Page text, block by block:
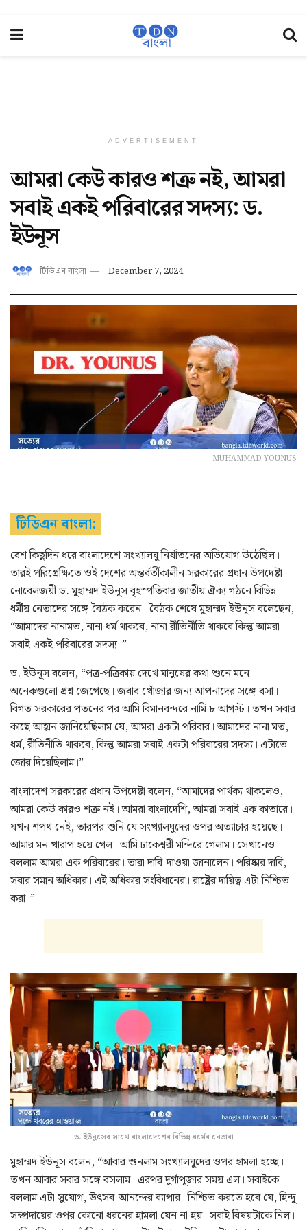
ADVERTISEMENT
আমরা কেউ কারও শত্রু নই, আমরা
সবাই একই পরিবারের সদস্য: ড.
ইউনূস
টিডিএন বাংলা December 7, 2024
MUHAMMAD YOUNUS
টিডিএন বাংলা:
বেশ কিছুদিন ধরে বাংলাদেশে সংখ্যালঘু নির্যাতনের অভিযোগ উঠেছিল।
তারই পরিপ্রেক্ষিতে ওই দেশের অন্তর্বর্তীকালীন সরকারের প্রধান উপদেষ্টা
নোবেলজয়ী ড. মুহাম্মদ ইউনূস বৃহস্পতিবার জাতীয় ঐক্য গঠনে বিভিন্ন
ধর্মীয় নেতাদের সঙ্গে বৈঠক করেন। বৈঠক শেষে মুহাম্মদ ইউনূস বলেছেন,
“আমাদের নানামত, নানা ধর্ম থাকবে, নানা রীতিনীতি থাকবে কিন্তু আমরা
সবাই একই পরিবারের সদস্য।”
ড. ইউনূস বলেন, “পত্র-পত্রিকায় দেখে মানুষের কথা শুনে মনে
অনেকগুলো প্রশ্ন জেগেছে। জবাব খোঁজার জন্য আপনাদের সঙ্গে বসা।
বিগত সরকারের পতনের পর আমি বিমানবন্দরে নামি ৮ আগস্ট। তখন সবার
কাছে আহ্বান জানিয়েছিলাম যে, আমরা একটা পরিবার। আমাদের নানা মত,
ধর্ম, রীতিনীতি থাকবে, কিন্তু আমরা সবাই একটা পরিবারের সদস্য। এটাতে
জোর দিয়েছিলাম।”
বাংলাদেশ সরকারের প্রধান উপদেষ্টা বলেন, “আমাদের পার্থক্য থাকলেও,
আমরা কেউ কারও শত্রু নই। আমরা বাংলাদেশি, আমরা সবাই এক কাতারে।
যখন শপথ নেই, তারপর শুনি যে সংখ্যালঘুদের ওপর অত্যাচার হয়েছে।
আমার মন খারাপ হয়ে গেল। আমি ঢাকেশ্বরী মন্দিরে গেলাম। সেখানেও
বললাম আমরা এক পরিবারের। তারা দাবি-দাওয়া জানালেন। পরিষ্কার দাবি,
সবার সমান অধিকার। এই অধিকার সংবিধানের। রাষ্ট্রের দায়িত্ব এটা নিশ্চিত
করা।”
ড. ইউনুসের সাথে বাংলাদেশের বিভিন্ন ধর্মের নেতারা
মুহাম্মদ ইউনূস বলেন, “আবার শুনলাম সংখ্যালঘুদের ওপর হামলা হচ্ছে।
তখন আবার সবার সঙ্গে বসলাম। এরপর দুর্গাপূজার সময় এল। সবাইকে
বললাম এটা সুযোগ, উৎসব-আনন্দের ব্যাপার। নিশ্চিত করতে হবে যে, হিন্দু
সম্প্রদায়ের ওপর কোনো ধরনের হামলা যেন না হয়। সবাই বিষয়টাকে নিল।